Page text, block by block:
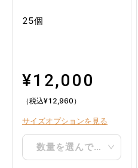
25個
¥12,000
（税込¥12,960）
サイズオプションを見る
数量を選んでください